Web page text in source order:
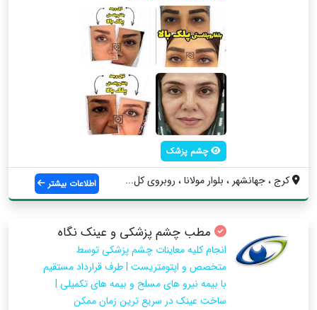
چشم پزشک
کرج ، جهانشهر ، بلوار مولانا ، روبروی کل... اطلاعات بیشتر
مطب چشم پزشکی و عینک نگاه
انجام کلیه معاینات چشم پزشکی توسط
متخصص و اپتومتریست | طرف قرارداد مستقیم
با بیمه نیرو های مسلح و بیمه های تکمیلی |
ساخت عینک در سریع ترین زمان ممکن